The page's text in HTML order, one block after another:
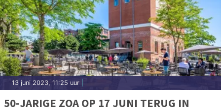
13 juni 2023, 11:25 uur
50-JARIGE ZOA OP 17 JUNI TERUG IN